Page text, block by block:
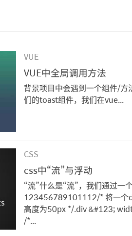
VUE
VUE中全局调用方法
背景项目中会遇到一个组件/
们的toast组件，我们在vue...
CSS
css中“流”与浮动
“流”什么是“流”，我们通过一
123456789101112/* 将一个
高度为50px */.div &#123;
/*...